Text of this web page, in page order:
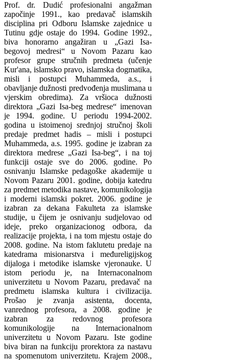
Prof. dr. Dudić profesionalni angažman
započinje 1991., kao predavač islamskih
disciplina pri Odboru Islamske zajednice u
Tutinu gdje ostaje do 1994. Godine 1992.,
biva honorarno angažiran u „Gazi Isa-
begovoj medresi“ u Novom Pazaru kao
profesor grupe stručnih predmeta (učenje
Kur'ana, islamsko pravo, islamska dogmatika,
misli i postupci Muhammeda, a.s., i
obavljanje dužnosti predvođenja muslimana u
vjerskim obredima). Za vršioca dužnosti
direktora „Gazi Isa-beg medrese“ imenovan
je 1994. godine. U periodu 1994-2002.
godina u istoimenoj srednjoj stručnoj školi
predaje predmet hadis – misli i postupci
Muhammeda, a.s. 1995. godine je izabran za
direktora medrese „Gazi Isa-beg“, i na toj
funkciji ostaje sve do 2006. godine. Po
osnivanju Islamske pedagoške akademije u
Novom Pazaru 2001. godine, dobija katedru
za predmet metodika nastave, komunikologija
i moderni islamski pokret. 2006. godine je
izabran za dekana Fakulteta za islamske
studije, u čijem je osnivanju sudjelovao od
ideje, preko organizacionog odbora, da
realizacije projekta, i na tom mjestu ostaje do
2008. godine. Na istom faklutetu predaje na
katedrama misionarstva i međureligijskog
dijaloga i metodike islamske vjeronauke. U
istom periodu je, na Internaconalnom
univerzitetu u Novom Pazaru, predavač na
predmetu islamska kultura i civilizacija.
Prošao je zvanja asistenta, docenta,
vanrednog profesora, a 2008. godine je
izabran za redovnog profesora
komunikologije na Internacionalnom
univerzitetu u Novom Pazaru. Iste godine
biva biran na funkciju prorektora za nastavu
na spomenutom univerzitetu. Krajem 2008.,